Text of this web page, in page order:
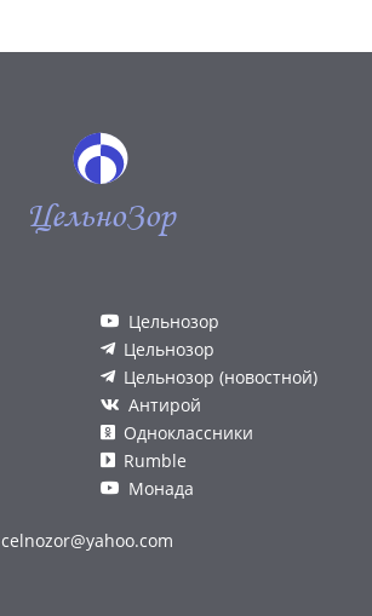
ЦельноЗор
Цельнозор
Цельнозор
Цельнозор (новостной)
Антирой
Одноклассники
Rumble
Монада
celnozor@yahoo.com